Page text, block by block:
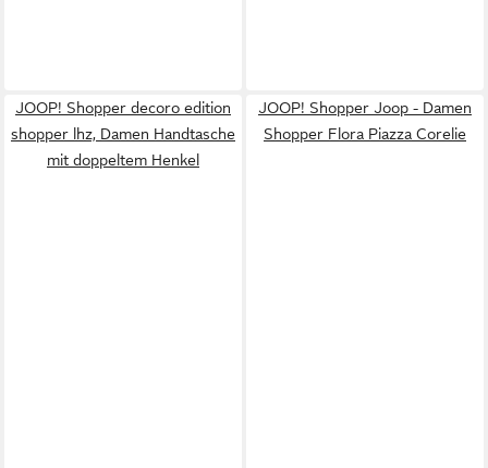
JOOP! Shopper decoro edition
shopper lhz, Damen Handtasche
mit doppeltem Henkel
JOOP! Shopper Joop - Damen
Shopper Flora Piazza Corelie